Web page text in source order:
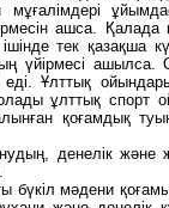
ашса. Қалада
тек қазақша
үйірмесі
еді. Ұлттық
ұлттық спорт
қоғамдық
денелік және
бүкіл мәдени